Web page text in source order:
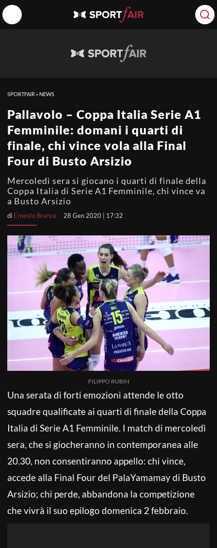
SPORTFAIR » NEWS
Pallavolo – Coppa Italia Serie A1
Femminile: domani i quarti di
finale, chi vince vola alla Final
Four di Busto Arsizio
Mercoledì sera si giocano i quarti di finale della
Coppa Italia di Serie A1 Femminile, chi vince va
a Busto Arsizio
di Ernesto Branca 28 Gen 2020 | 17:32
FILIPPO RUBIN
Una serata di forti emozioni attende le otto
squadre qualificate ai quarti di finale della Coppa
Italia di Serie A1 Femminile. I match di mercoledì
sera, che si giocheranno in contemporanea alle
20.30, non consentiranno appello: chi vince,
accede alla Final Four del PalaYamamay di Busto
Arsizio; chi perde, abbandona la competizione
che vivrà il suo epilogo domenica 2 febbraio.